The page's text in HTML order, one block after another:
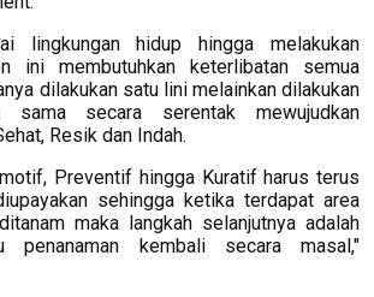
lingkungan hidup hingga melakukan
ini membutuhkan keterlibatan semua
dilakukan satu lini melainkan dilakukan
sama secara serentak mewujudkan
Resik dan Indah.
Preventif hingga Kuratif harus terus
sehingga ketika terdapat area
maka langkah selanjutnya adalah
penanaman kembali secara masal,"